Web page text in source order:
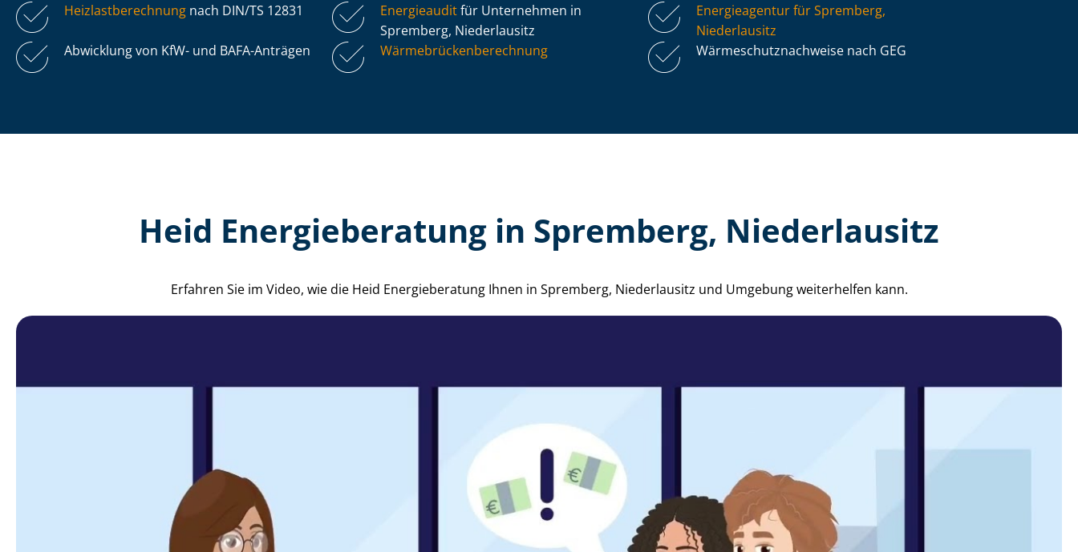
Heiz­last­be­rech­nung nach DIN/TS 12831 Energieauditfür Unternehmen in
Spremberg, Niederlausitz
Energieagentur für Spremberg,
Niederlausitz
Abwicklung von KfW- und BAFA-Anträgen
Wär­me­brü­cken­be­rech­nung Wär­me­schutz­nach­wei­se nach GEG
Heid Energieberatung in Spremberg, Niederlausitz
Erfahren Sie im Video, wie die Heid Energieberatung Ihnen in Spremberg, Niederlausitz und Umgebung weiterhelfen kann.